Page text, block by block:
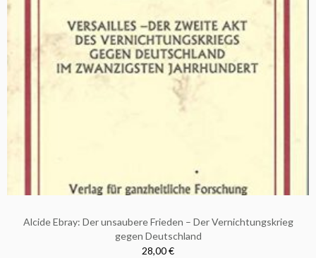
Alcide Ebray: Der unsaubere Frieden – Der Vernichtungskrieg
gegen Deutschland
28,00 €